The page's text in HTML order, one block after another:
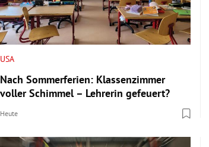
USA
Nach Sommerferien: Klassenzimmer
voller Schimmel – Lehrerin gefeuert?
Heute